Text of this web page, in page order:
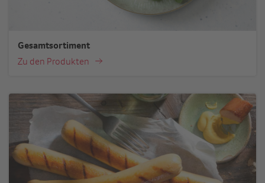
Gesamtsortiment
Zu den Produkten